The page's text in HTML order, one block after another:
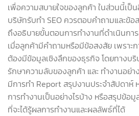
เพื่อความสบายใจของลูกค้า ในส่วนนี้เ
บริษัทรับทำ SEO ควรตอบคำถามและข้อ
ถึงอธิบายขั้นตอนการทำงานที่ดำเนินกา
เมื่อลูกค้ามีคำถามหรือมีข้อสงสัย เพราะ
ต้องมีข้อมูลเชิงลึกของธุรกิจ โดยทางบริ
รักษาความลับของลูกค้า และ ทำงานอย่
มีการทำ Report สรุปงานประจำสัปดาห์
การทำงานเป็นอย่างไรบ้าง หรือสรุปข้
ที่จะได้รู้ผลการทำงานและผลลัพธ์ที่ได้